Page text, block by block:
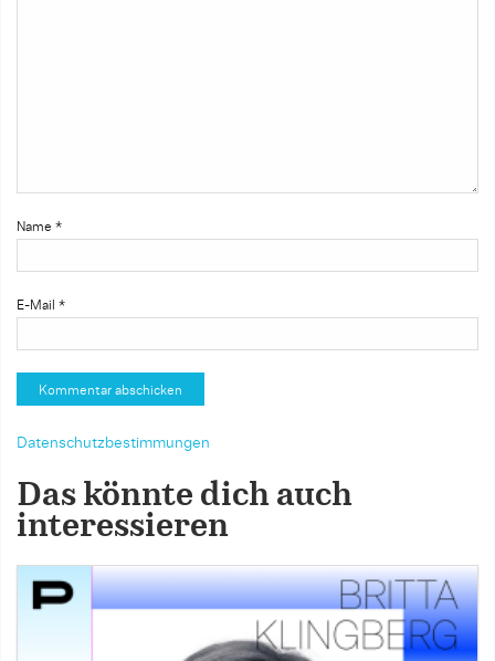
Name *
E-Mail *
Datenschutzbestimmungen
Das könnte dich auch
interessieren